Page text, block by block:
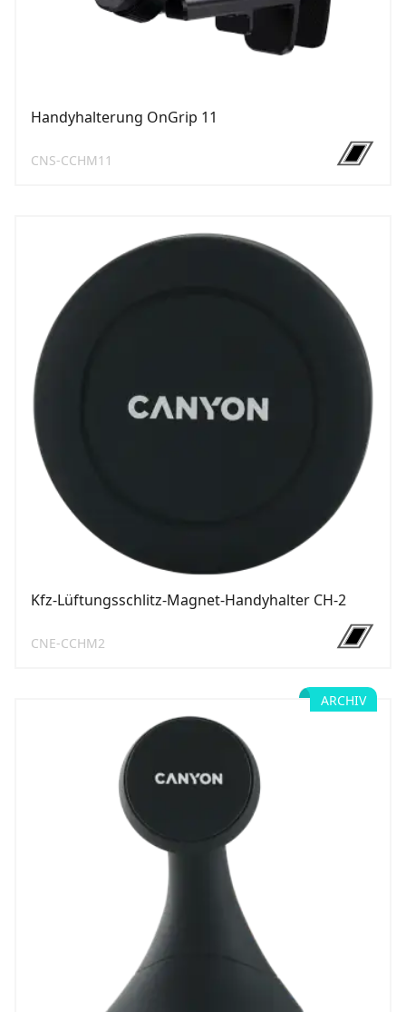
Handyhalterung OnGrip 11
CNS-CCHM11
Kfz-Lüftungsschlitz-Magnet-Handyhalter CH-2
CNE-CCHM2
ARCHIV